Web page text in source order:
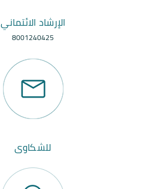
الإرشاد الائتماني
8001240425
للشكاوى